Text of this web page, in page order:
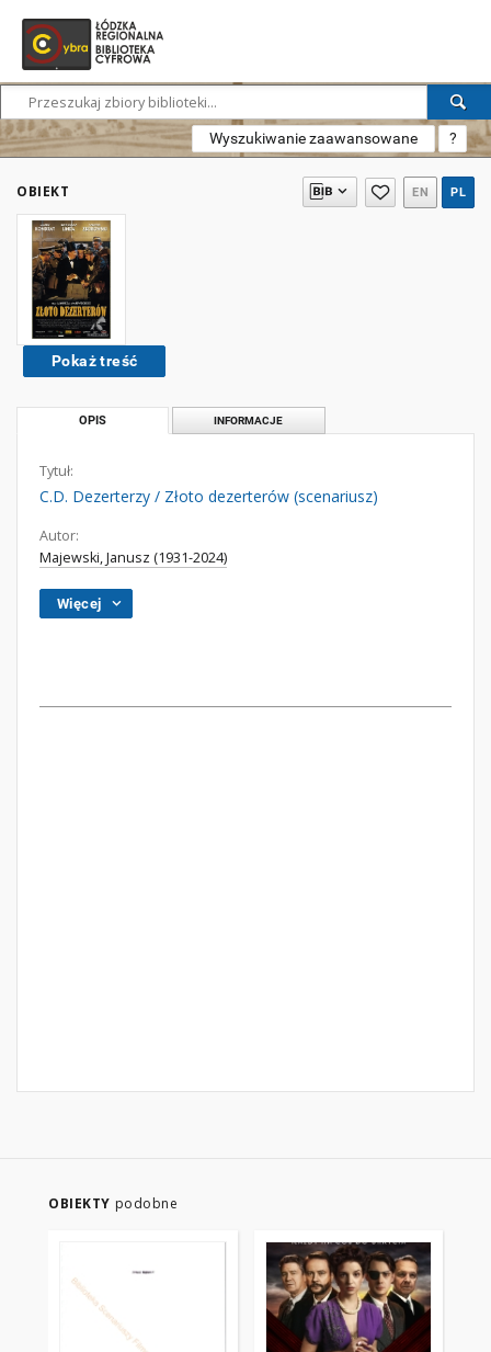
Wyszukiwanie zaawansowane ?
OBIEKT EN PL
Pokaż treść
OPIS INFORMACJE
Tytuł:
C.D. Dezerterzy / Złoto dezerterów (scenariusz)
Autor:
Majewski, Janusz (1931-2024)
Więcej
OBIEKTY podobne